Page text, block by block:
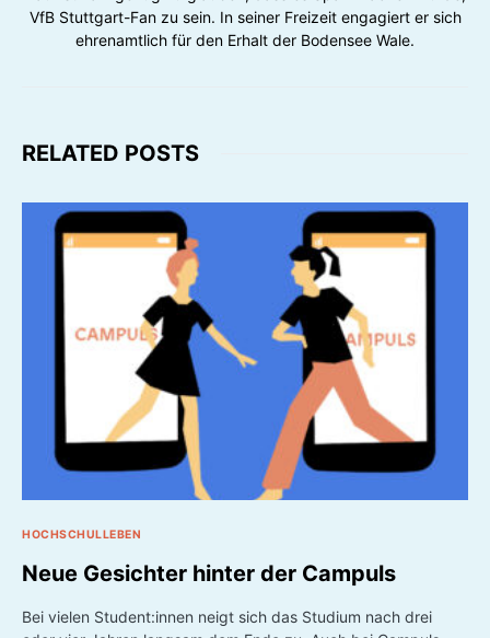
VfB Stuttgart-Fan zu sein. In seiner Freizeit engagiert er sich
ehrenamtlich für den Erhalt der Bodensee Wale.
RELATED POSTS
HOCHSCHULLEBEN
Neue Gesichter hinter der Campuls
Bei vielen Student:innen neigt sich das Studium nach drei